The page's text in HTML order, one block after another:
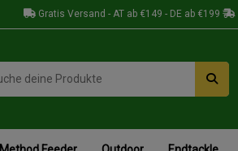
Gratis Versand - AT ab €149 - DE ab €199